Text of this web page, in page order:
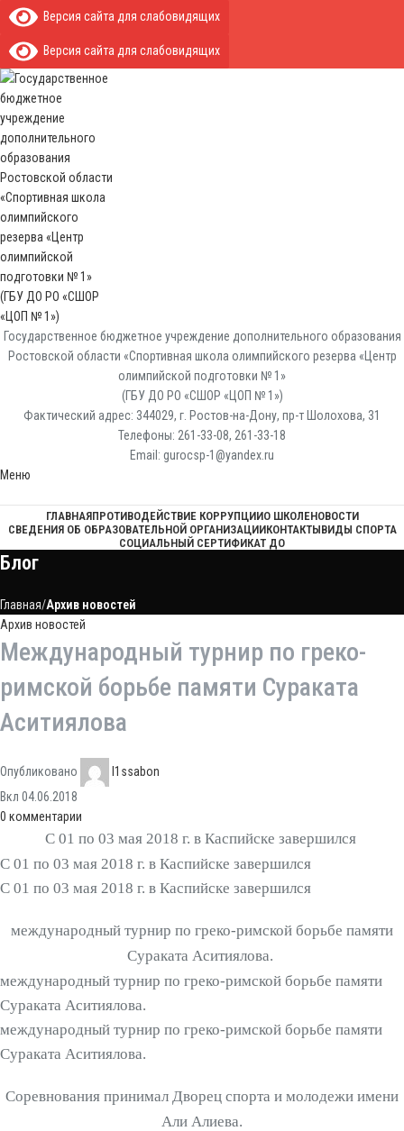
Версия сайта для слабовидящих
Версия сайта для слабовидящих
Государственное бюджетное учреждение дополнительного образования
Ростовской области «Спортивная школа олимпийского резерва «Центр
олимпийской подготовки № 1»
(ГБУ ДО РО «СШОР «ЦОП № 1»)
Фактический адрес: 344029, г. Ростов-на-Дону, пр-т Шолохова, 31
Телефоны: 261-33-08, 261-33-18
Email: gurocsp-1@yandex.ru
Меню
ГЛАВНАЯПРОТИВОДЕЙСТВИЕ КОРРУПЦИИО ШКОЛЕНОВОСТИ
СВЕДЕНИЯ ОБ ОБРАЗОВАТЕЛЬНОЙ ОРГАНИЗАЦИИКОНТАКТЫВИДЫ СПОРТА
СОЦИАЛЬНЫЙ СЕРТИФИКАТ ДО
Блог
Главная Архив новостей
Архив новостей
Международный турнир по греко-
римской борьбе памяти Сураката
Аситиялова
Опубликовано
l1ssabon
Вкл 04.06.2018
0 комментарии
С 01 по 03 мая 2018 г. в Каспийске завершился
С 01 по 03 мая 2018 г. в Каспийске завершился
С 01 по 03 мая 2018 г. в Каспийске завершился
международный турнир по греко-римской борьбе памяти
Сураката Аситиялова.
международный турнир по греко-римской борьбе памяти
Сураката Аситиялова.
международный турнир по греко-римской борьбе памяти
Сураката Аситиялова.
Соревнования принимал Дворец спорта и молодежи имени
Али Алиева.